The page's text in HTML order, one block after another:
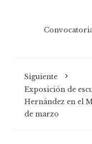
Siguiente
Exposición de
Hernández en el
de marzo